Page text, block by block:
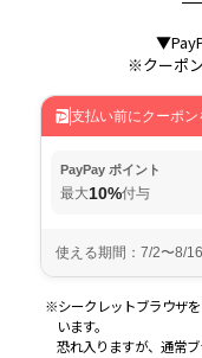
お
※クーポ
※シークレットブラウザ
います。
恐れ入りますが、通常